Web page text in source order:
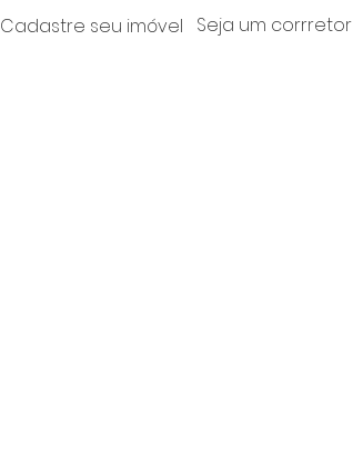
Cadastre seu imóvel Seja um corrretor